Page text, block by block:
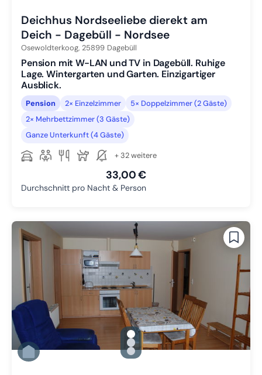
Deichhus Nordseeliebe dierekt am
Deich - Dagebüll - Nordsee
Osewoldterkoog, 25899 Dagebüll
Pension mit W-LAN und TV in Dagebüll. Ruhige
Lage. Wintergarten und Garten. Einzigartiger
Ausblick.
Pension 2× Einzelzimmer
5× Doppelzimmer (2 Gäste)
2× Mehrbettzimmer (3 Gäste)
Ganze Unterkunft (4 Gäste)
+ 32 weitere
33,00 €
Durchschnitt pro Nacht & Person
gallery.slide_selector
Zu Slide 1 wechseln
Zu Slide 2 wechseln
Zu Slide 3 wechseln